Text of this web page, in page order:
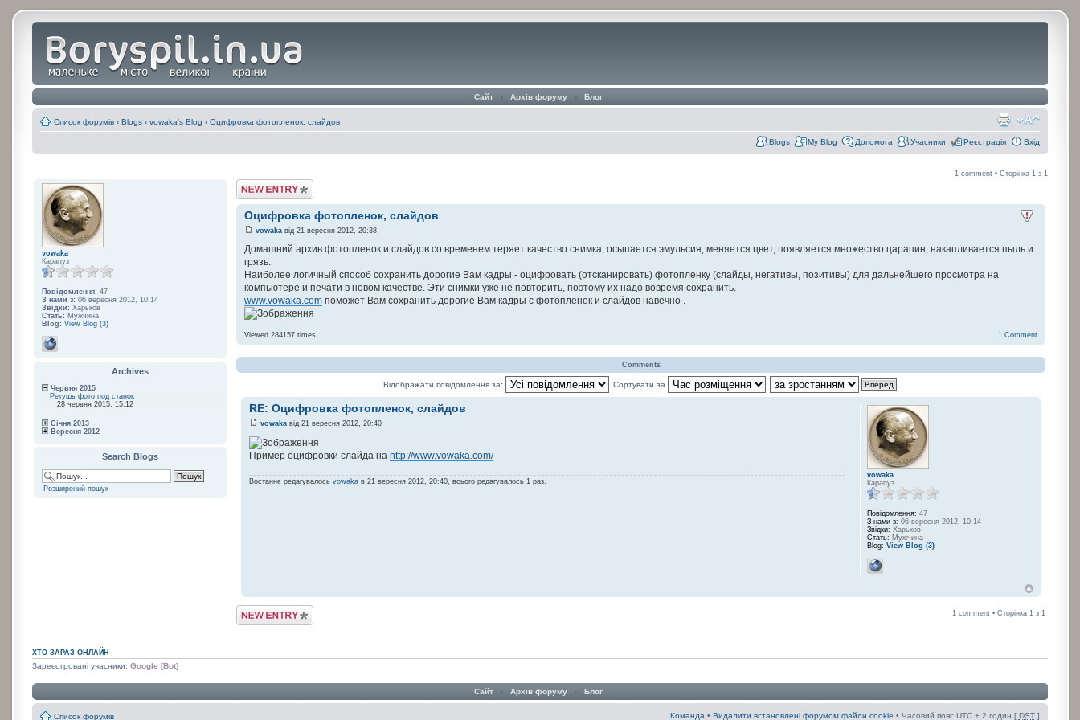
Сайт ‹ Архів форуму ‹ Блог
Список форумів ‹ Blogs ‹ vowaka's Blog ‹ Оцифровка фотопленок, слайдов
Blogs My Blog Допомога Учасники Реєстрація Вхід
1 comment • Сторінка 1з 1
vowaka
Карапуз
Повідомлення: 47
З нами з: 06 вересня 2012, 10:14
Звідки: Харьков
Стать: Мужчина
Blog: View Blog (3)
Archives
Червня 2015
Ретушь фото под станок
28 червня 2015, 15:12
Січня 2013
Вересня 2012
Search Blogs
Розширений пошук
Post a Blog Entry
Оцифровка фотопленок, слайдов
vowaka від 21 вересня 2012, 20:38
Домашний архив фотопленок и слайдов со временем теряет качество снимка, осыпается эмульсия, меняется цвет, появляется множество царапин, накапливается пыль и
грязь.
Наиболее логичный способ сохранить дорогие Вам кадры - оцифровать (отсканировать) фотопленку (слайды, негативы, позитивы) для дальнейшего просмотра на
компьютере и печати в новом качестве. Эти снимки уже не повторить, поэтому их надо вовремя сохранить.
www.vowaka.com поможет Вам сохранить дорогие Вам кадры с фотопленок и слайдов навечно .
1 Comment
Viewed 284157 times
Comments
Відображати повідомлення за: Сортувати за
RE: Оцифровка фотопленок, слайдов
vowakaвід 21 вересня 2012, 20:40
Пример оцифровки слайда на http://www.vowaka.com/
Востаннє редагувалось vowakaв 21 вересня 2012, 20:40, всього редагувалось 1 раз.
vowaka
Карапуз
Повідомлення: 47
З нами з: 06 вересня 2012, 10:14
Звідки: Харьков
Стать: Мужчина
Blog: View Blog (3)
1 comment • Сторінка1 з1
Post a Blog Entry
ХТО ЗАРАЗ ОНЛАЙН
Зареєстровані учасники:Google [Bot]
Сайт ‹ Архів форуму ‹ Блог
Список форумів Команда • Видалити встановлені форумом файли cookie • Часовий пояс UTC + 2 годин [ DST]